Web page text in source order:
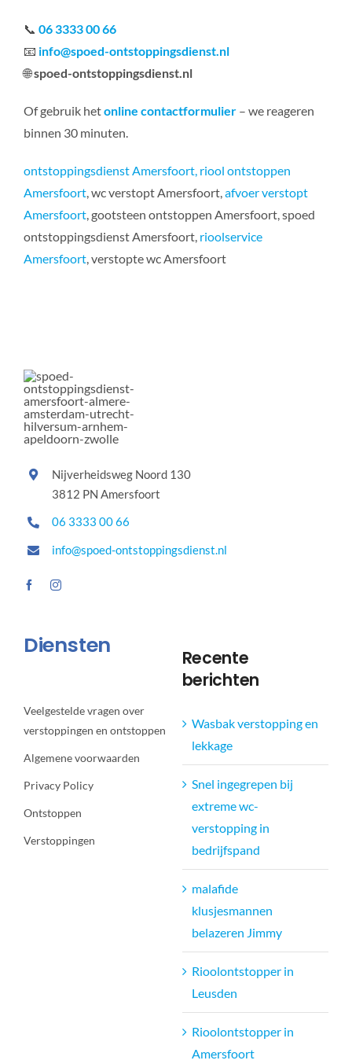
📞 06 3333 00 66
📧 info@spoed-ontstoppingsdienst.nl
🌐spoed-ontstoppingsdienst.nl
Of gebruik hetonline contactformulier– we reageren
binnen 30 minuten.
ontstoppingsdienst Amersfoort, riool ontstoppen
Amersfoort, wc verstopt Amersfoort,afvoer verstopt
Amersfoort, gootsteen ontstoppen Amersfoort, spoed
ontstoppingsdienst Amersfoort, rioolservice
Amersfoort, verstopte wc Amersfoort
Nijverheidsweg Noord 130
3812 PN Amersfoort
06 3333 00 66
info@spoed-ontstoppingsdienst.nl
Diensten
Veelgestelde vragen over
verstoppingen en ontstoppen
Algemene voorwaarden
Privacy Policy
Ontstoppen
Verstoppingen
Recente
berichten
Wasbak verstopping en
lekkage
Snel ingegrepen bij
extreme wc-
verstopping in
bedrijfspand
malafide
klusjesmannen
belazeren Jimmy
Rioolontstopper in
Leusden
Rioolontstopper in
Amersfoort